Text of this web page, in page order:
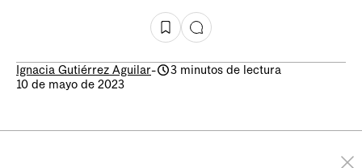
Ignacia Gutiérrez Aguilar-
3 minutos de lectura
10 de mayo de 2023